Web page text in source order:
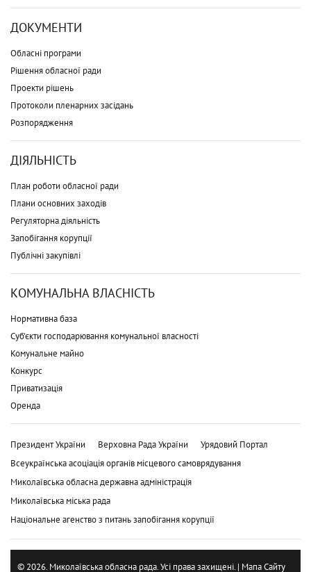
ДОКУМЕНТИ
Обласні програми
Рішення обласної ради
Проекти рішень
Протоколи пленарних засідань
Розпорядження
ДІЯЛЬНІСТЬ
План роботи обласної ради
Плани основних заходів
Регуляторна діяльність
Запобігання корупції
Публічні закупівлі
КОМУНАЛЬНА ВЛАСНІСТЬ
Нормативна база
Суб'єкти господарювання комунальної власності
Комунальне майно
Конкурс
Приватизація
Оренда
Президент України Верховна Рада України
Урядовий Портал
Всеукраїнська асоціація органів місцевого самоврядування
Миколаївська обласна державна адміністрація
Миколаївська міська рада
Національне агенство з питань запобігання корупції
© 2026. Миколаївська обласна рада. Усі права захищені. | Мапа Сайту